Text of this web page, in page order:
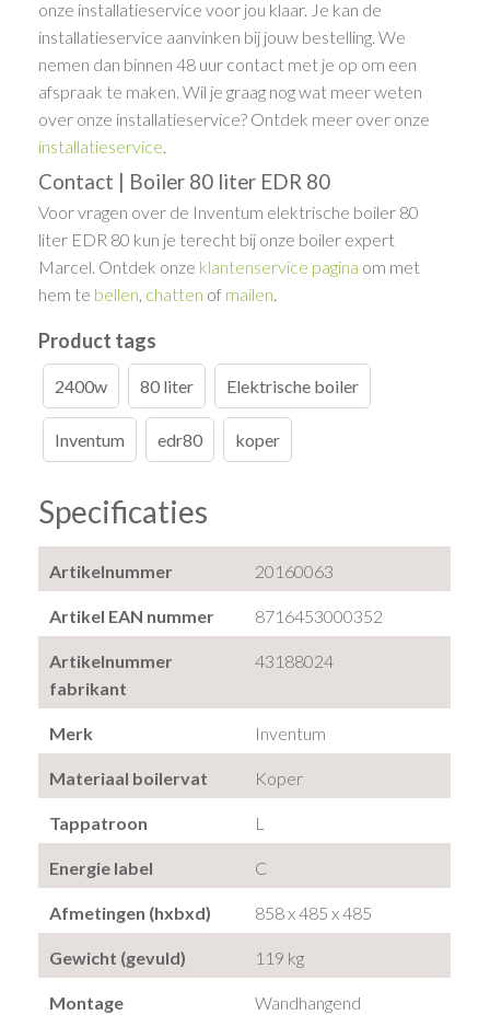
onze installatieservice voor jou klaar. Je kan de
installatieservice aanvinken bij jouw bestelling. We
nemen dan binnen 48 uur contact met je op om een
afspraak te maken. Wil je graag nog wat meer weten
over onze installatieservice? Ontdek meer over onze
installatieservice
Contact | Boiler 80 liter EDR 80
Voor vragen over de Inventum elektrische boiler 80
liter EDR 80 kun je terecht bij onze boiler expert
Marcel. Ontdek onze klantenservice pagina om met
hem te bellen, chatten of mailen.
Product tags
2400w 80 liter Elektrische boiler
Inventum edr80 koper
Specificaties
Artikelnummer 20160063
Artikel EAN nummer 8716453000352
Artikelnummer
fabrikant
43188024
Merk Inventum
Materiaal boilervat Koper
Tappatroon L
Energie label C
Afmetingen (hxbxd) 858 x 485 x 485
Gewicht (gevuld) 119 kg
Montage Wandhangend